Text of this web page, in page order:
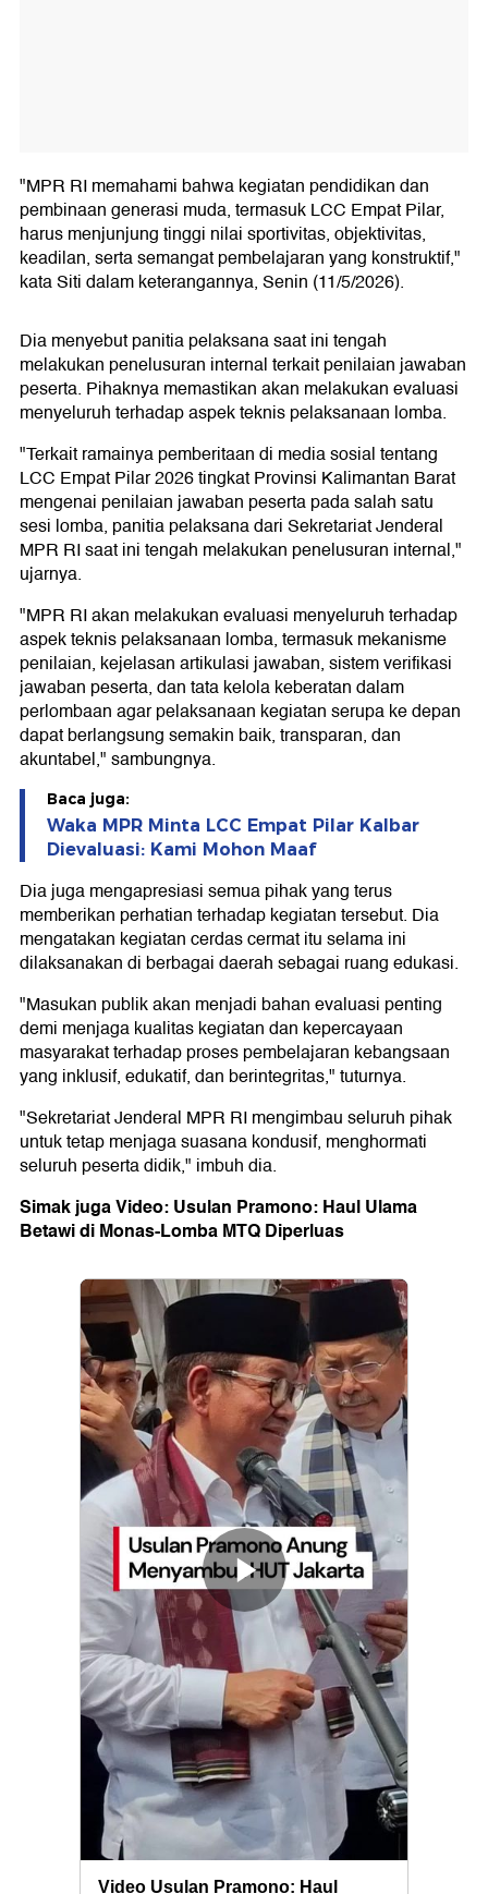
"MPR RI memahami bahwa kegiatan pendidikan dan
pembinaan generasi muda, termasuk LCC Empat Pilar,
harus menjunjung tinggi nilai sportivitas, objektivitas,
keadilan, serta semangat pembelajaran yang konstruktif,"
kata Siti dalam keterangannya, Senin (11/5/2026).
Dia menyebut panitia pelaksana saat ini tengah
melakukan penelusuran internal terkait penilaian jawaban
peserta. Pihaknya memastikan akan melakukan evaluasi
menyeluruh terhadap aspek teknis pelaksanaan lomba.
"Terkait ramainya pemberitaan di media sosial tentang
LCC Empat Pilar 2026 tingkat Provinsi Kalimantan Barat
mengenai penilaian jawaban peserta pada salah satu
sesi lomba, panitia pelaksana dari Sekretariat Jenderal
MPR RI saat ini tengah melakukan penelusuran internal,"
ujarnya.
"MPR RI akan melakukan evaluasi menyeluruh terhadap
aspek teknis pelaksanaan lomba, termasuk mekanisme
penilaian, kejelasan artikulasi jawaban, sistem verifikasi
jawaban peserta, dan tata kelola keberatan dalam
perlombaan agar pelaksanaan kegiatan serupa ke depan
dapat berlangsung semakin baik, transparan, dan
akuntabel," sambungnya.
Baca juga:
Waka MPR Minta LCC Empat Pilar Kalbar
Dievaluasi: Kami Mohon Maaf
Dia juga mengapresiasi semua pihak yang terus
memberikan perhatian terhadap kegiatan tersebut. Dia
mengatakan kegiatan cerdas cermat itu selama ini
dilaksanakan di berbagai daerah sebagai ruang edukasi.
"Masukan publik akan menjadi bahan evaluasi penting
demi menjaga kualitas kegiatan dan kepercayaan
masyarakat terhadap proses pembelajaran kebangsaan
yang inklusif, edukatif, dan berintegritas," tuturnya.
"Sekretariat Jenderal MPR RI mengimbau seluruh pihak
untuk tetap menjaga suasana kondusif, menghormati
seluruh peserta didik," imbuh dia.
Simak juga Video: Usulan Pramono: Haul Ulama
Betawi di Monas-Lomba MTQ Diperluas